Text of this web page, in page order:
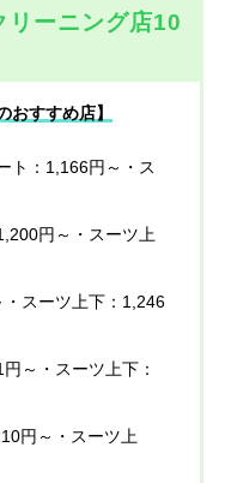
リーニング店10
おすすめ店】
ト：1,166円～・ス
円～・スーツ上
スーツ上下：1,246
～・スーツ上下：
円～・スーツ上